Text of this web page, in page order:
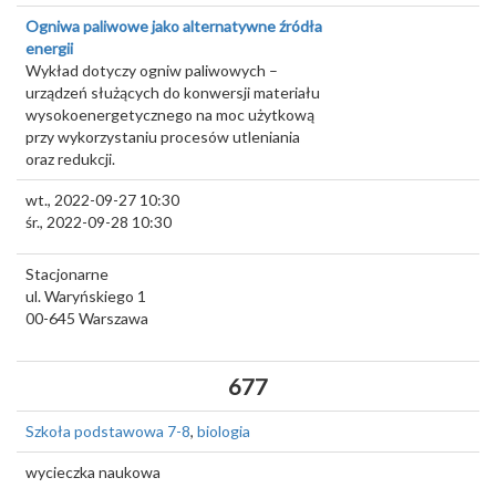
Ogniwa paliwowe jako alternatywne źródła
energii
Wykład dotyczy ogniw paliwowych –
urządzeń służących do konwersji materiału
wysokoenergetycznego na moc użytkową
przy wykorzystaniu procesów utleniania
oraz redukcji.
wt., 2022-09-27 10:30
śr., 2022-09-28 10:30
Stacjonarne
ul. Waryńskiego 1
00-645 Warszawa
677
Szkoła podstawowa 7-8, biologia
wycieczka naukowa